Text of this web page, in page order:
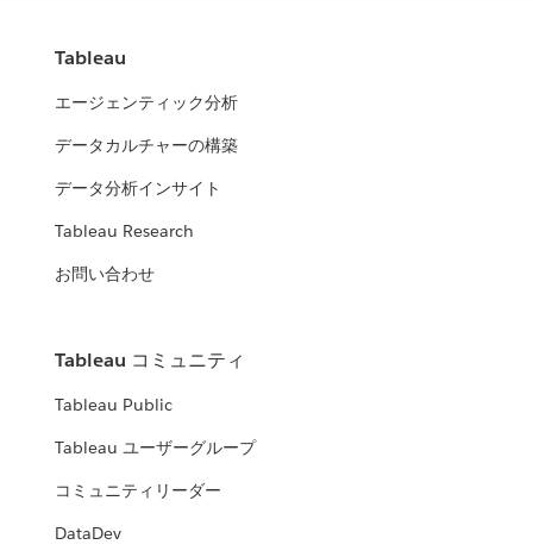
Tableau
エージェンティック分析
データカルチャーの構築
データ分析インサイト
Tableau Research
お問い合わせ
Tableau コミュニティ
Tableau Public
Tableau ユーザーグループ
コミュニティリーダー
DataDev